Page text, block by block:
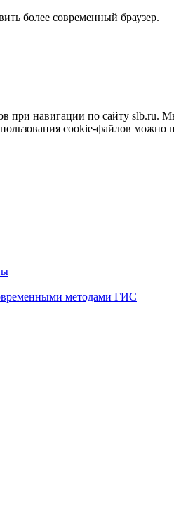
более современный браузер.
навигации по сайту slb.ru.
cookie-файлов можно
методами ГИС